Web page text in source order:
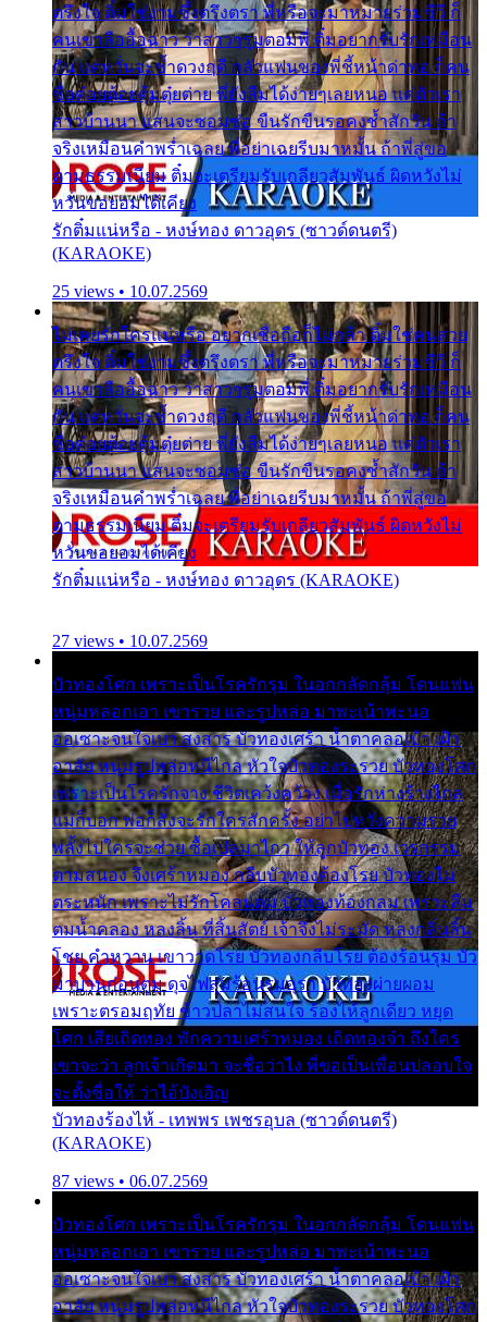
ตรึงใจ ติ๋มใช่งามซึ้งตรึงตรา พี่หรือจะมาหมายร่วมชีวี ก็
คนเขาลืออื้อฉาว ว่าสาวๆรุมตอมพี่ ติ๋มอยากรับรักเหมือน
กัน แต่หวั่นจะช้ำดวงฤดี กลัวแฟนของพี่ชี้หน้าด่าทอ ก็คน
ชื่อต๋อยต้อยตุ้มตุ๋ยต่าย พี่ยังลืมได้ง่ายๆเลยหนอ แค่ตัวเรา
สาวบ้านนา แสนจะซอมซ่อ ขืนรักขืนรอคงช้ำสักวัน ถ้า
จริงเหมือนคำพร่ำเฉลย พี่อย่าเฉยรีบมาหมั้น ถ้าพี่สู่ขอ
ตามธรรมเนียม ติ๋มจะเตรียมรับเกลียวสัมพันธ์ ผิดหวังไม่
หวั่นขอยอมได้เคียง
รักติ๋มแน่หรือ - หงษ์ทอง ดาวอุดร (ซาวด์ดนตรี)
(KARAOKE)
25 views • 10.07.2569
ไม่เคยรักใครแน่หรือ อยากเชื่อถือก็ไม่กล้า ติ๋มใช่คนสวย
ตรึงใจ ติ๋มใช่งามซึ้งตรึงตรา พี่หรือจะมาหมายร่วมชีวี ก็
คนเขาลืออื้อฉาว ว่าสาวๆรุมตอมพี่ ติ๋มอยากรับรักเหมือน
กัน แต่หวั่นจะช้ำดวงฤดี กลัวแฟนของพี่ชี้หน้าด่าทอ ก็คน
ชื่อต๋อยต้อยตุ้มตุ๋ยต่าย พี่ยังลืมได้ง่ายๆเลยหนอ แค่ตัวเรา
สาวบ้านนา แสนจะซอมซ่อ ขืนรักขืนรอคงช้ำสักวัน ถ้า
จริงเหมือนคำพร่ำเฉลย พี่อย่าเฉยรีบมาหมั้น ถ้าพี่สู่ขอ
ตามธรรมเนียม ติ๋มจะเตรียมรับเกลียวสัมพันธ์ ผิดหวังไม่
หวั่นขอยอมได้เคียง
รักติ๋มแน่หรือ - หงษ์ทอง ดาวอุดร (KARAOKE)
27 views • 10.07.2569
บัวทองโศก เพราะเป็นโรครักรุม ในอกกลัดกลุ้ม โดนแฟน
หนุ่มหลอกเอา เขารวย และรูปหล่อ มาพะเน้าพะนอ
ออเซาะจนใจเบา สงสาร บัวทองเศร้า น้ำตาคลอเบ้า เฝ้า
อาลัย หนุ่มรูปหล่อหนีไกล หัวใจบัวทองระรวย บัวทองโศก
เพราะเป็นโรครักจาง ชีวิตเคว้งคว้าง เมื่อรักห่างร้างไกล
แม่ก็บอก พ่อก็สั่งจะรักใครสักครั้ง อย่าไปหวังความรวย
พลั้งไปใครจะช่วย ซื้อเปลมาไกว ให้ลูกบัวทอง เวรกรรม
ตามสนอง จึงเศร้าหมอง กลีบบัวทองต้องโรย บัวทองไม่
ตระหนัก เพราะไม่รักโคลนตม บัวทองท้องกลม เพราะลืม
ตมน้ำคลอง หลงลิ้น ที่สิ้นสัตย์ เจ้าจึงไม่ระมัด หลงกลิ่นลิ้น
โชย คำหวาน เขาวาดโรย บัวทองกลีบโรย ต้องร้อนรุม บัว
มาบานก่อนตูม ดุจไฟสุมร้อนรุมอุรา บัวทองผ่ายผอม
เพราะตรอมฤทัย ข้าวปลาไม่สนใจ ร้องไห้ลูกเดียว หยุด
โศก เสียเถิดทอง พักความเศร้าหมอง เถิดทองจ๋า ถึงใคร
เขาจะว่า ลูกเจ้าเกิดมา จะชื่อว่าไง พี่ขอเป็นเพื่อนปลอบใจ
จะตั้งชื่อให้ ว่าไอ้บังเอิญ
บัวทองร้องไห้ - เทพพร เพชรอุบล (ซาวด์ดนตรี)
(KARAOKE)
87 views • 06.07.2569
บัวทองโศก เพราะเป็นโรครักรุม ในอกกลัดกลุ้ม โดนแฟน
หนุ่มหลอกเอา เขารวย และรูปหล่อ มาพะเน้าพะนอ
ออเซาะจนใจเบา สงสาร บัวทองเศร้า น้ำตาคลอเบ้า เฝ้า
อาลัย หนุ่มรูปหล่อหนีไกล หัวใจบัวทองระรวย บัวทองโศก